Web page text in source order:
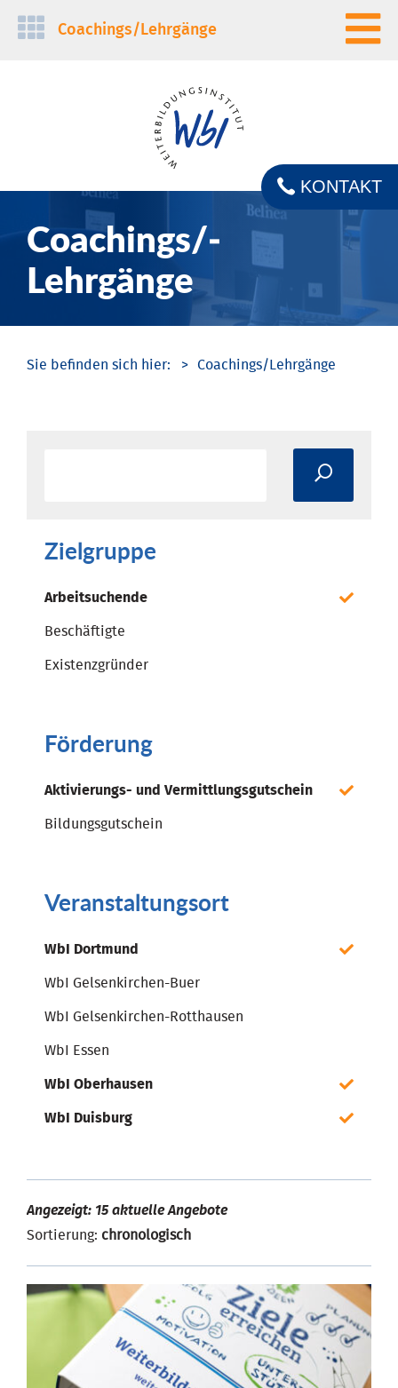
Navigation
Coachings/­Lehrgänge
Coachings/­
Lehrgänge
KONTAKT
Coachings/­Lehrgänge
Zielgruppe
Arbeitsuchende
Beschäftigte
Existenzgründer
Förderung
Aktivierungs- und Vermittlungsgutschein
Bildungsgutschein
Veranstaltungsort
WbI Dortmund
WbI Gelsenkirchen-Buer
WbI Gelsenkirchen-Rotthausen
WbI Essen
WbI Oberhausen
WbI Duisburg
Angezeigt: 15 aktuelle Angebote
Sortierung: chronologisch